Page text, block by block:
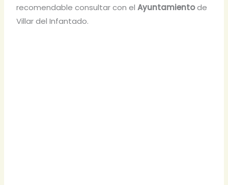
recomendable consultar con elAyuntamientode
Villar del Infantado.